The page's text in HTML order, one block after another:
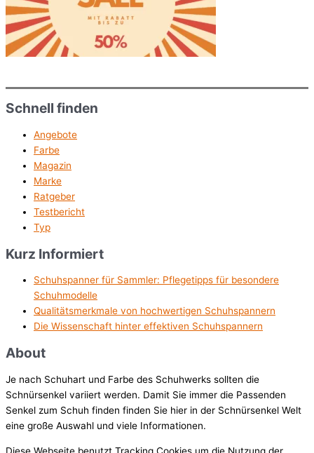
Schnell finden
Angebote
Farbe
Magazin
Marke
Ratgeber
Testbericht
Typ
Kurz Informiert
Schuhspanner für Sammler: Pflegetipps für besondere
Schuhmodelle
Qualitätsmerkmale von hochwertigen Schuhspannern
Die Wissenschaft hinter effektiven Schuhspannern
About
Je nach Schuhart und Farbe des Schuhwerks sollten die
Schnürsenkel variiert werden. Damit Sie immer die Passenden
Senkel zum Schuh finden finden Sie hier in der Schnürsenkel Welt
eine große Auswahl und viele Informationen.